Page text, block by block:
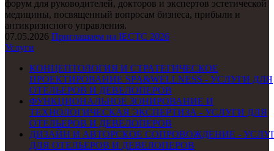
форум для руководителей, докторов и экспертов эстетической
медицины, посвященный вопросам бизнеса, прибыли и
антикризисного управления.
07.05.2026 Приглашаем на IECTC 2026
Услуги
КОНЦЕПТОЛОГИЯ И СТРАТЕГИЧЕСКОЕ
ПРОЕКТИРОВАНИЕ SPA&WELLNESS - УСЛУГИ ДЛЯ
ОТЕЛЬЕРОВ И ДЕВЕЛОПЕРОВ
ФУНКЦИОНАЛЬНОЕ ЗОНИРОВАНИЕ И
ТЕХНОЛОГИЧЕСКАЯ ЭКСПЕРТИЗА - УСЛУГИ ДЛЯ
ОТЕЛЬЕРОВ И ДЕВЕЛОПЕРОВ
ДИЗАЙН И АВТОРСКОЕ СОПРОВОЖДЕНИЕ -
ДЛЯ ОТЕЛЬЕРОВ И ДЕВЕЛОПЕРОВ